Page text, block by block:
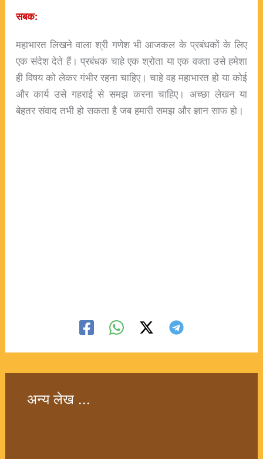
सबक:
महाभारत लिखने वाला श्री गणेश भी आजकल के प्रबंधकों के लिए
एक संदेश देते हैं। प्रबंधक चाहे एक श्रोता या एक वक्ता उसे हमेशा
ही विषय को लेकर गंभीर रहना चाहिए। चाहे वह महाभारत हो या कोई
और कार्य उसे गहराई से समझ करना चाहिए। अच्छा लेखन या
बेहतर संवाद तभी हो सकता है जब हमारी समझ और ज्ञान साफ हो।
अन्य लेख ...